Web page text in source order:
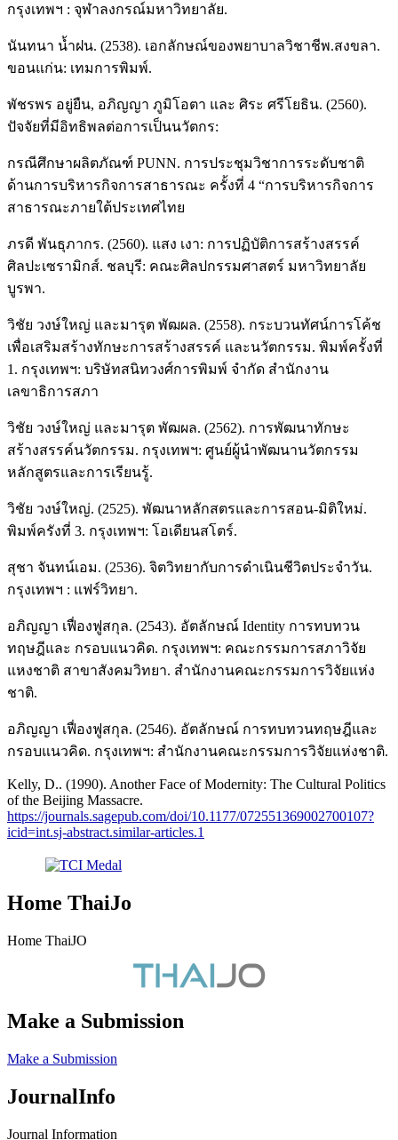
กรุงเทพฯ : จุฬาลงกรณ์มหาวิทยาลัย.
นันทนา น้ำฝน. (2538). เอกลักษณ์ของพยาบาลวิชาชีพ.สงขลา.
ขอนแก่น: เทมการพิมพ์.
พัชรพร อยู่ยืน, อภิญญา ภูมิโอตา และ ศิระ ศรีโยธิน. (2560).
ปัจจัยที่มีอิทธิพลต่อการเป็นนวัตกร:
กรณีศึกษาผลิตภัณฑ์ PUNN. การประชุมวิชาการระดับชาติ
ด้านการบริหารกิจการสาธารณะ ครั้งที่ 4 “การบริหารกิจการ
สาธารณะภายใต้ประเทศไทย
ภรดี พันธุภากร. (2560). แสง เงา: การปฏิบัติการสร้างสรรค์
ศิลปะเซรามิกส์. ชลบุรี: คณะศิลปกรรมศาสตร์ มหาวิทยาลัย
บูรพา.
วิชัย วงษ์ใหญ่ และมารุต พัฒผล. (2558). กระบวนทัศน์การโค้ช
เพื่อเสริมสร้างทักษะการสร้างสรรค์ และนวัตกรรม. พิมพ์ครั้งที่
1. กรุงเทพฯ: บริษัทสนิทวงศ์การพิมพ์ จำกัด สำนักงาน
เลขาธิการสภา
วิชัย วงษ์ใหญ่ และมารุต พัฒผล. (2562). การพัฒนาทักษะ
สร้างสรรค์นวัตกรรม. กรุงเทพฯ: ศูนย์ผู้นำพัฒนานวัตกรรม
หลักสูตรและการเรียนรู้.
วิชัย วงษ์ใหญ่. (2525). พัฒนาหลักสตรและการสอน-มิติใหม่.
พิมพ์ครังที่ 3. กรุงเทพฯ: โอเดียนสโตร์.
สุชา จันทน์เอม. (2536). จิตวิทยากับการดำเนินชีวิตประจำวัน.
กรุงเทพฯ : แฟร์วิทยา.
อภิญญา เฟื่องฟูสกุล. (2543). อัตลักษณ์ Identity การทบทวน
ทฤษฎีและ กรอบแนวคิด. กรุงเทพฯ: คณะกรรมการสภาวิจัย
แหงชาติ สาขาสังคมวิทยา. สำนักงานคณะกรรมการวิจัยแห่ง
ชาติ.
อภิญญา เฟื่องฟูสกุล. (2546). อัตลักษณ์ การทบทวนทฤษฎีและ
กรอบแนวคิด. กรุงเทพฯ: สำนักงานคณะกรรมการวิจัยแห่งชาติ.
Kelly, D.. (1990). Another Face of Modernity: The Cultural Politics
of the Beijing Massacre.
https://journals.sagepub.com/doi/10.1177/072551369002700107?
icid=int.sj-abstract.similar-articles.1
Home ThaiJo
Home ThaiJO
Make a Submission
Make a Submission
JournalInfo
Journal Information